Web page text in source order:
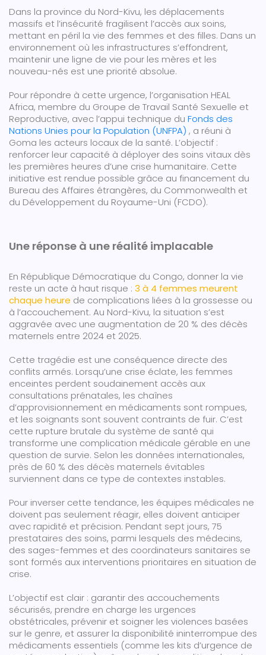
Dans la province du Nord-Kivu, les déplacements
massifs et l’insécurité fragilisent l’accès aux soins,
mettant en péril la vie des femmes et des filles. Dans un
environnement où les infrastructures s’effondrent,
maintenir une ligne de vie pour les mères et les
nouveau-nés est une priorité absolue.
Pour répondre à cette urgence, l’organisation HEAL
Africa, membre du Groupe de Travail Santé Sexuelle et
Reproductive, avec l’appui technique du Fonds des
Nations Unies pour la Population (UNFPA) , a réuni à
Goma les acteurs locaux de la santé. L’objectif :
renforcer leur capacité à déployer des soins vitaux dès
les premières heures d’une crise humanitaire. Cette
initiative est rendue possible grâce au financement du
Bureau des Affaires étrangères, du Commonwealth et
du Développement du Royaume-Uni (FCDO).
Une réponse à une réalité implacable
En République Démocratique du Congo, donner la vie
reste un acte à haut risque : 3 à 4 femmes meurent
chaque heure de complications liées à la grossesse ou
à l’accouchement. Au Nord-Kivu, la situation s’est
aggravée avec une augmentation de 20 % des décès
maternels entre 2024 et 2025.
Cette tragédie est une conséquence directe des
conflits armés. Lorsqu’une crise éclate, les femmes
enceintes perdent soudainement accès aux
consultations prénatales, les chaînes
d’approvisionnement en médicaments sont rompues,
et les soignants sont souvent contraints de fuir. C’est
cette rupture brutale du système de santé qui
transforme une complication médicale gérable en une
question de survie. Selon les données internationales,
près de 60 % des décès maternels évitables
surviennent dans ce type de contextes instables.
Pour inverser cette tendance, les équipes médicales ne
doivent pas seulement réagir, elles doivent anticiper
avec rapidité et précision. Pendant sept jours, 75
prestataires des soins, parmi lesquels des médecins,
des sages-femmes et des coordinateurs sanitaires se
sont formés aux interventions prioritaires en situation de
crise.
L’objectif est clair : garantir des accouchements
sécurisés, prendre en charge les urgences
obstétricales, prévenir et soigner les violences basées
sur le genre, et assurer la disponibilité ininterrompue des
médicaments essentiels (comme les kits d’urgence de